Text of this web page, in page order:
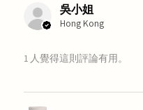
吳小姐
Hong Kong
1 人覺得這則評論有用。